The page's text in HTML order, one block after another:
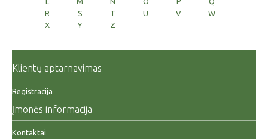
R
S T U V
W
X
Y Z
Klientų aptarnavimas
Registracija
Įmonės informacija
Kontaktai